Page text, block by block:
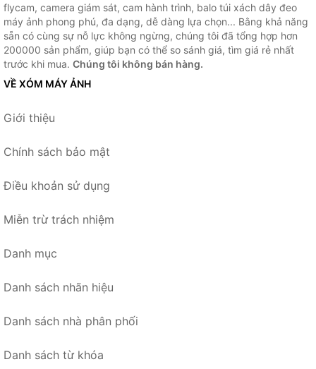
flycam, camera giám sát, cam hành trình, balo túi xách dây đeo
máy ảnh phong phú, đa dạng, dễ dàng lựa chọn... Bằng khả năng
sẵn có cùng sự nỗ lực không ngừng, chúng tôi đã tổng hợp hơn
200000 sản phẩm, giúp bạn có thể so sánh giá, tìm giá rẻ nhất
trước khi mua. Chúng tôi không bán hàng.
VỀ XÓM MÁY ẢNH
Giới thiệu
Chính sách bảo mật
Điều khoản sử dụng
Miễn trừ trách nhiệm
Danh mục
Danh sách nhãn hiệu
Danh sách nhà phân phối
Danh sách từ khóa